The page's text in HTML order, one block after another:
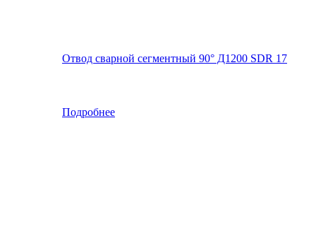
Отвод сварной сегментный 90° Д1200 SDR 17
Подробнее